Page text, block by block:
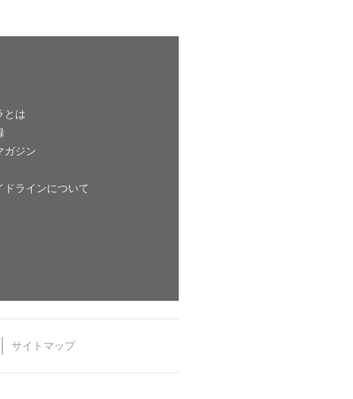
とは
ガジン
ドラインについて
サイトマップ